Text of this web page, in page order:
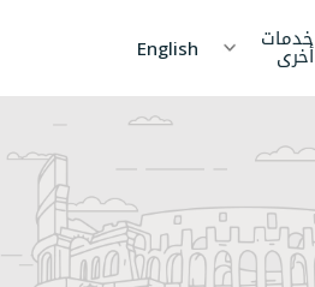
جزر
المالديف
خدمات
أخرى English